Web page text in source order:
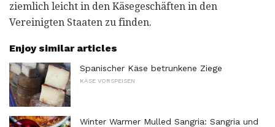
ziemlich leicht in den Käsegeschäften in den
Vereinigten Staaten zu finden.
Enjoy similar articles
Spanischer Käse betrunkene Ziege
KÄSE VORSPEISEN
Winter Warmer Mulled Sangria: Sangria und